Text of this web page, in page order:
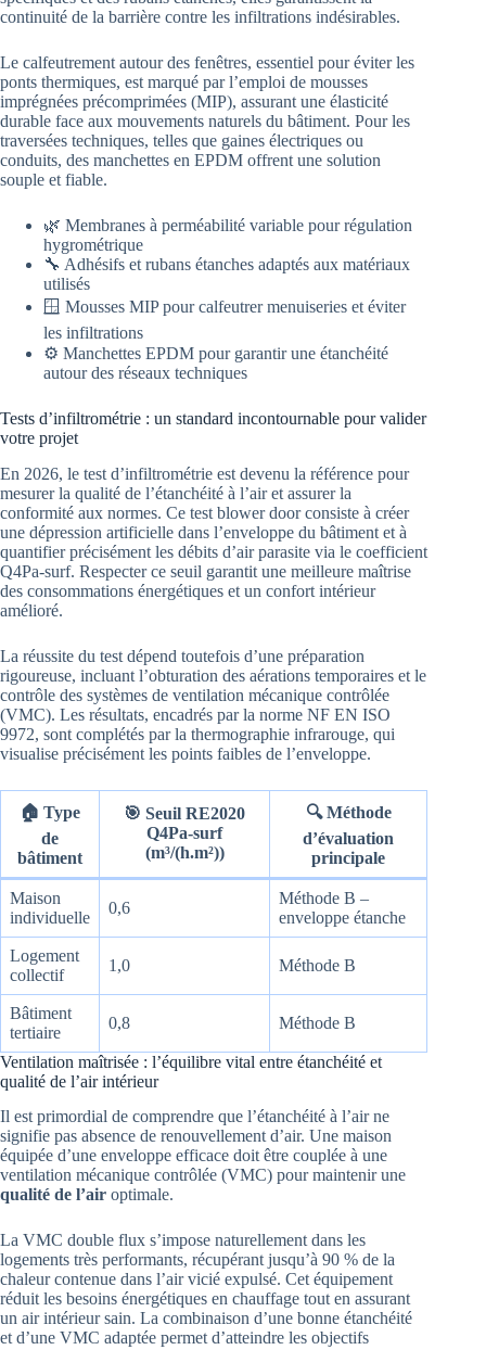
continuité de la barrière contre les infiltrations indésirables.
Le calfeutrement autour des fenêtres, essentiel pour éviter les
ponts thermiques, est marqué par l’emploi de mousses
imprégnées précomprimées (MIP), assurant une élasticité
durable face aux mouvements naturels du bâtiment. Pour les
traversées techniques, telles que gaines électriques ou
conduits, des manchettes en EPDM offrent une solution
souple et fiable.
🌿 Membranes à perméabilité variable pour régulation
hygrométrique
🔧 Adhésifs et rubans étanches adaptés aux matériaux
utilisés
🪟 Mousses MIP pour calfeutrer menuiseries et éviter
les infiltrations
⚙️ Manchettes EPDM pour garantir une étanchéité
autour des réseaux techniques
Tests d’infiltrométrie : un standard incontournable pour valider
votre projet
En 2026, le test d’infiltrométrie est devenu la référence pour
mesurer la qualité de l’étanchéité à l’air et assurer la
conformité aux normes. Ce test blower door consiste à créer
une dépression artificielle dans l’enveloppe du bâtiment et à
quantifier précisément les débits d’air parasite via le coefficient
Q4Pa-surf. Respecter ce seuil garantit une meilleure maîtrise
des consommations énergétiques et un confort intérieur
amélioré.
La réussite du test dépend toutefois d’une préparation
rigoureuse, incluant l’obturation des aérations temporaires et le
contrôle des systèmes de ventilation mécanique contrôlée
(VMC). Les résultats, encadrés par la norme NF EN ISO
9972, sont complétés par la thermographie infrarouge, qui
visualise précisément les points faibles de l’enveloppe.
🏠 Type
de
bâtiment
🎯 Seuil RE2020
Q4Pa-surf
(m³/(h.m²))
🔍 Méthode
d’évaluation
principale
Maison
individuelle
0,6
Méthode B –
enveloppe étanche
Logement
collectif
1,0 Méthode B
Bâtiment
tertiaire
0,8 Méthode B
Ventilation maîtrisée : l’équilibre vital entre étanchéité et
qualité de l’air intérieur
Il est primordial de comprendre que l’étanchéité à l’air ne
signifie pas absence de renouvellement d’air. Une maison
équipée d’une enveloppe efficace doit être couplée à une
ventilation mécanique contrôlée (VMC) pour maintenir une
qualité de l’air optimale.
La VMC double flux s’impose naturellement dans les
logements très performants, récupérant jusqu’à 90 % de la
chaleur contenue dans l’air vicié expulsé. Cet équipement
réduit les besoins énergétiques en chauffage tout en assurant
un air intérieur sain. La combinaison d’une bonne étanchéité
et d’une VMC adaptée permet d’atteindre les objectifs